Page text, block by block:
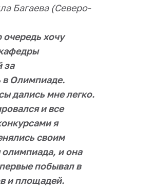
Багаева (Северо-
хочу
за
в Олимпиаде.
дались мне легко.
и все
я
своим
и она
побывал в
и площадей.